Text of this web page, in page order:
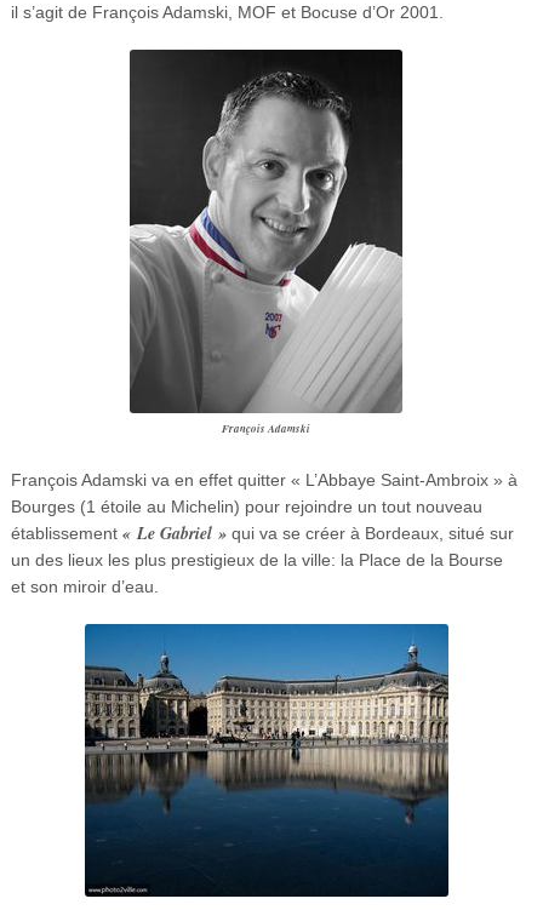
il s’agit de François Adamski, MOF et Bocuse d’Or 2001.
François Adamski
François Adamski va en effet quitter « L’Abbaye Saint-Ambroix » à
Bourges (1 étoile au Michelin) pour rejoindre un tout nouveau
établissement « Le Gabriel » qui va se créer à Bordeaux, situé sur
un des lieux les plus prestigieux de la ville: la Place de la Bourse
et son miroir d’eau.